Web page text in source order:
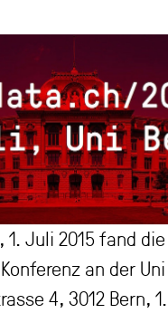
1. Juli 2015 fand
an der
4, 3012 Bern, 1.